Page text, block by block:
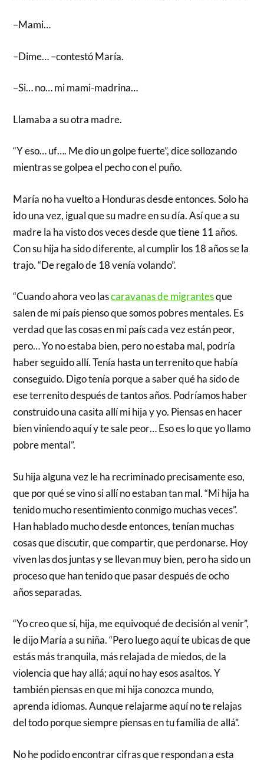
–Mami…
–Dime… –contestó María.
–Si… no… mi mami-madrina…
Llamaba a su otra madre.
“Y eso… uf…. Me dio un golpe fuerte”, dice sollozando
mientras se golpea el pecho con el puño.
María no ha vuelto a Honduras desde entonces. Solo ha
ido una vez, igual que su madre en su día. Así que a su
madre la ha visto dos veces desde que tiene 11 años.
Con su hija ha sido diferente, al cumplir los 18 años se la
trajo. “De regalo de 18 venía volando”.
“Cuando ahora veo lascaravanas de migrantesque
salen de mi país pienso que somos pobres mentales. Es
verdad que las cosas en mi país cada vez están peor,
pero… Yo no estaba bien, pero no estaba mal, podría
haber seguido allí. Tenía hasta un terrenito que había
conseguido. Digo tenía porque a saber qué ha sido de
ese terrenito después de tantos años. Podríamos haber
construido una casita allí mi hija y yo. Piensas en hacer
bien viniendo aquí y te sale peor… Eso es lo que yo llamo
pobre mental”.
Su hija alguna vez le ha recriminado precisamente eso,
que por qué se vino si allí no estaban tan mal. “Mi hija ha
tenido mucho resentimiento conmigo muchas veces”.
Han hablado mucho desde entonces, tenían muchas
cosas que discutir, que compartir, que perdonarse. Hoy
viven las dos juntas y se llevan muy bien, pero ha sido un
proceso que han tenido que pasar después de ocho
años separadas.
“Yo creo que sí, hija, me equivoqué de decisión al venir”,
le dijo María a su niña. “Pero luego aquí te ubicas de que
estás más tranquila, más relajada de miedos, de la
violencia que hay allá; aquí no hay esos asaltos. Y
también piensas en que mi hija conozca mundo,
aprenda idiomas. Aunque relajarme aquí no te relajas
del todo porque siempre piensas en tu familia de allá”.
No he podido encontrar cifras que respondan a esta